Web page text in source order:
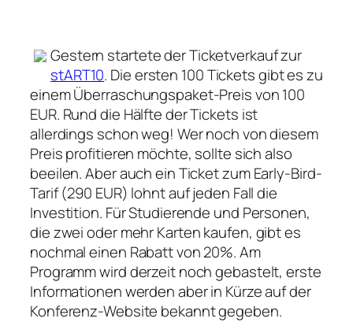
Gestern startete der Ticketverkauf zur
stART10. Die ersten 100 Tickets gibt es zu
einem Überraschungspaket-Preis von 100
EUR. Rund die Hälfte der Tickets ist
allerdings schon weg! Wer noch von diesem
Preis profitieren möchte, sollte sich also
beeilen. Aber auch ein Ticket zum Early-Bird-
Tarif (290 EUR) lohnt auf jeden Fall die
Investition. Für Studierende und Personen,
die zwei oder mehr Karten kaufen, gibt es
nochmal einen Rabatt von 20%. Am
Programm wird derzeit noch gebastelt, erste
Informationen werden aber in Kürze auf der
Konferenz-Website bekannt gegeben.